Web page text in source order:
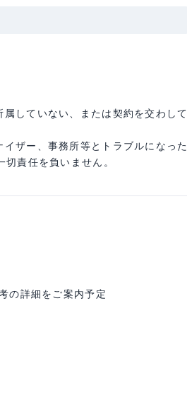
していない、または契約を交わして
ザー、事務所等とトラブルになった
責任を負いません。
の詳細をご案内予定